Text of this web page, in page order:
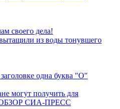
своего дела!
из воды тонувшего
одна буква "О"
могут получить для
ОБЗОР СИА-ПРЕСС